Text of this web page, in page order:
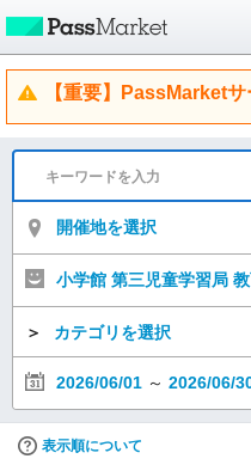
【重要】PassMarket
開催地を選択
小学館 第三児童学習局
＞ カテゴリを選択
2026/06/01 ～ 2026/06/
表示順について